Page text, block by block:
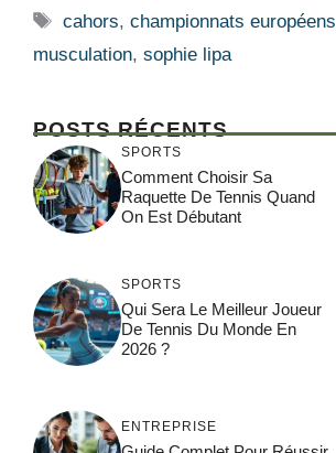
Étiquettes
cahors,championnats européens
musculation, sophie lipa
POSTS RÉCENTS
SPORTS
Comment Choisir Sa
Raquette De Tennis Quand
On Est Débutant
SPORTS
Qui Sera Le Meilleur Joueur
De Tennis Du Monde En
2026 ?
ENTREPRISE